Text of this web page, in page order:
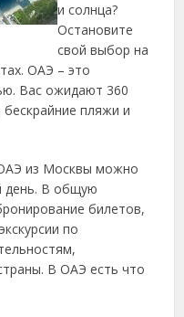
и солнца?
Остановите
свой выбор на
ОАЭ – это
Вас ожидают 360
пляжи и
из Москвы можно
день. В общую
билетов,
по
В ОАЭ есть что